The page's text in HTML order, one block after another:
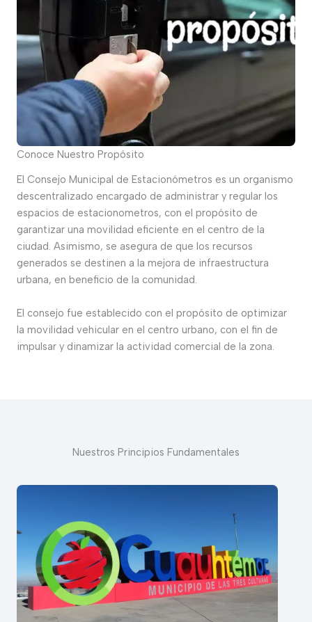
Conoce Nuestro Propósito
El Consejo Municipal de Estacionómetros es un organismo
descentralizado encargado de administrar y regular los
espacios de estacionometros, con el propósito de
garantizar una movilidad eficiente en el centro de la
ciudad. Asimismo, se asegura de que los recursos
generados se destinen a la mejora de infraestructura
urbana, en beneficio de la comunidad.
El consejo fue establecido con el propósito de optimizar
la movilidad vehicular en el centro urbano, con el fin de
impulsar y dinamizar la actividad comercial de la zona.
Nuestros Principios Fundamentales